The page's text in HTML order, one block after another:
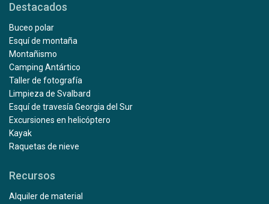
Destacados
Buceo polar
Esquí de montaña
Montañismo
Camping Antártico
Taller de fotografía
Limpieza de Svalbard
Esquí de travesía Georgia del Sur
Excursiones en helicóptero
Kayak
Raquetas de nieve
Recursos
Alquiler de material